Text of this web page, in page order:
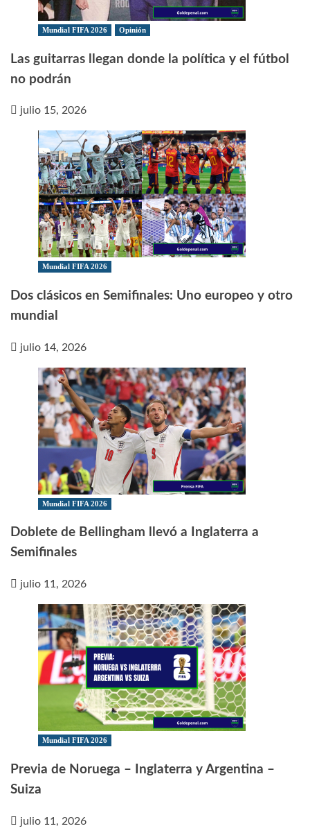
Mundial FIFA 2026 Opinión
Las guitarras llegan donde la política y el fútbol
no podrán
julio 15, 2026
Mundial FIFA 2026
Dos clásicos en Semifinales: Uno europeo y otro
mundial
julio 14, 2026
Mundial FIFA 2026
Doblete de Bellingham llevó a Inglaterra a
Semifinales
julio 11, 2026
Mundial FIFA 2026
Previa de Noruega – Inglaterra y Argentina –
Suiza
julio 11, 2026